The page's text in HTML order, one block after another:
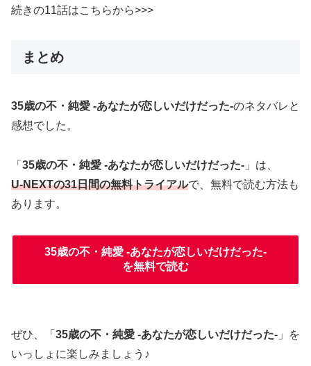
続きの11話はこちらから>>>
まとめ
35歳の不・純愛 -あなたが恋しいだけだった-のネタバレと
感想でした。
「 35歳の不・純愛 -あなたが恋しいだけだった- 」は、
U-NEXTの31日間の無料トライアルで、無料で読む方法も
あります。
35歳の不・純愛 -あなたが恋しいだけだった-
を無料で読む
ぜひ、「 35歳の不・純愛 -あなたが恋しいだけだった- 」を
いっしょに楽しみましょう♪